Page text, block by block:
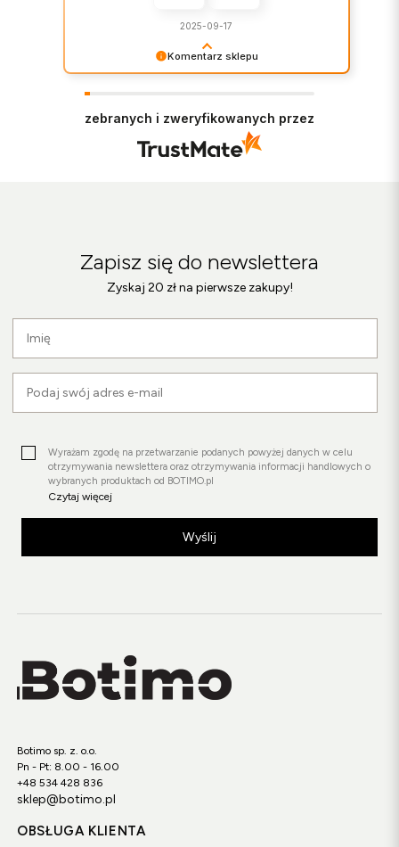
Komentarz sklepu
wiemy, że jesteśmy na właściwym torze :) Z
pozdrowieniami, obsługa sklepu.
2025-09-17
zebranych i zweryfikowanych przez
Zapisz się do newslettera
Zyskaj 20 zł na pierwsze zakupy!
Wyrażam zgodę na przetwarzanie podanych powyżej danych w celu
otrzymywania newslettera oraz otrzymywania informacji handlowych o
wybranych produktach od BOTIMO.pl
Czytaj więcej
Wyślij
Botimo sp. z. o.o.
Pn - Pt: 8.00 - 16.00
+48 534 428 836
sklep@botimo.pl
OBSŁUGA KLIENTA